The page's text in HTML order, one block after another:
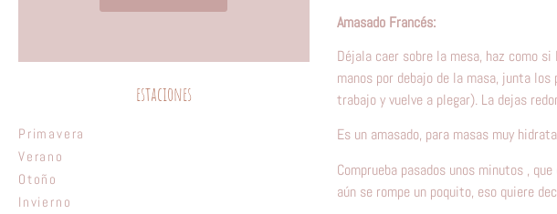
estaciones
Primavera
Verano
Otoño
Invierno
Amasado Francés:
Déjala caer sobre la mesa, haz como
manos por debajo de la masa, junta
trabajo y vuelve a plegar). La dejas
Es un amasado, para masas muy
Comprueba pasados unos minutos ,
aún se rompe un poquito, eso quiere